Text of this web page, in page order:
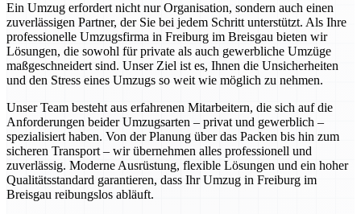
Ein Umzug erfordert nicht nur Organisation, sondern auch einen
zuverlässigen Partner, der Sie bei jedem Schritt unterstützt. Als Ihre
professionelle Umzugsfirma in Freiburg im Breisgau bieten wir
Lösungen, die sowohl für private als auch gewerbliche Umzüge
maßgeschneidert sind. Unser Ziel ist es, Ihnen die Unsicherheiten
und den Stress eines Umzugs so weit wie möglich zu nehmen.
Unser Team besteht aus erfahrenen Mitarbeitern, die sich auf die
Anforderungen beider Umzugsarten – privat und gewerblich –
spezialisiert haben. Von der Planung über das Packen bis hin zum
sicheren Transport – wir übernehmen alles professionell und
zuverlässig. Moderne Ausrüstung, flexible Lösungen und ein hoher
Qualitätsstandard garantieren, dass Ihr Umzug in Freiburg im
Breisgau reibungslos abläuft.